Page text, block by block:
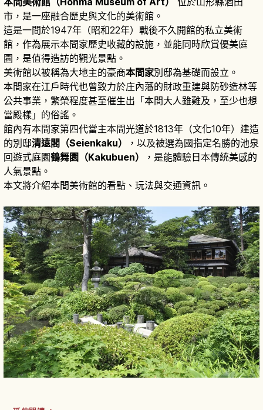
市，是一座融合歷史與文化的美術館。
這是一間於1947年（昭和22年）戰後不久開館的私立美術
館，作為展示本間家歷史收藏的設施，並能同時欣賞優美庭
園，是值得造訪的觀光景點。
美術館以被稱為大地主的豪商本間家別邸為基礎而設立。
本間家在江戶時代也曾致力於庄內藩的財政重建與防砂造林等
公共事業，繁榮程度甚至催生出「本間大人雖難及，至少也想
當殿樣」的俗謠。
館內有本間家第四代當主本間光道於1813年（文化10年）建造
的別邸清遠閣（Seienkaku）
，以及被選為國指定名勝的池泉
回遊式庭園鶴舞園（Kakubuen）
，是能體驗日本傳統美感的
人氣景點。
本文將介紹本間美術館的看點、玩法與交通資訊。